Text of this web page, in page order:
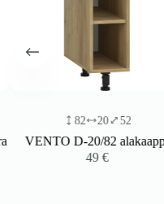
82 20 52
VENTO D-20/82 alakaappi
49€